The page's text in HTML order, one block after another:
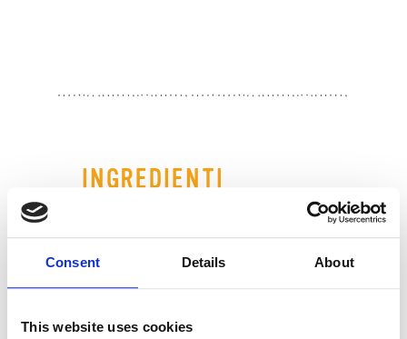
Consent Details About
This website uses cookies
INGREDIENTI
1 l di brodo vegetale
1 cucchiaio di prezzemolo tritato